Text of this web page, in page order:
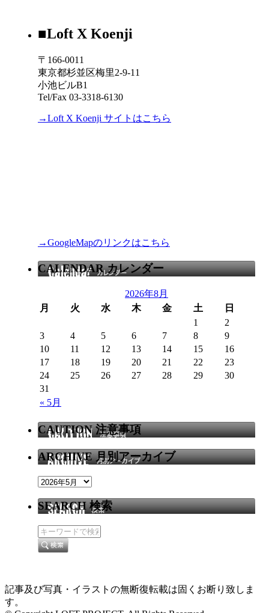
■Loft X Koenji
〒166-0011
東京都杉並区梅里2-9-11
小池ビルB1
Tel/Fax 03-3318-6130
→Loft X Koenji サイトはこちら
→GoogleMapのリンクはこちら
CALENDAR カレンダー
2026年8月
月
火 水 木 金 土 日
« 5月
1
2
3
4 5 6 7 8
9
10
11 12 13 14 15
16
17
18 19 20 21 22
23
24
25 26 27 28 29
30
31
CAUTION 注意事項
ARCHIVE 月別アーカイブ
SEARCH 検索
記事及び写真・イラストの無断復転載は固くお断り致しま
す。